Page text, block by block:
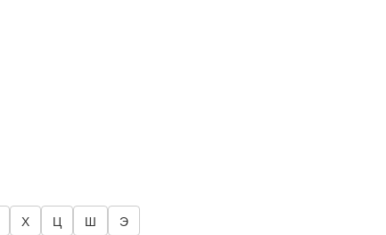
Х Ц Ш
Э